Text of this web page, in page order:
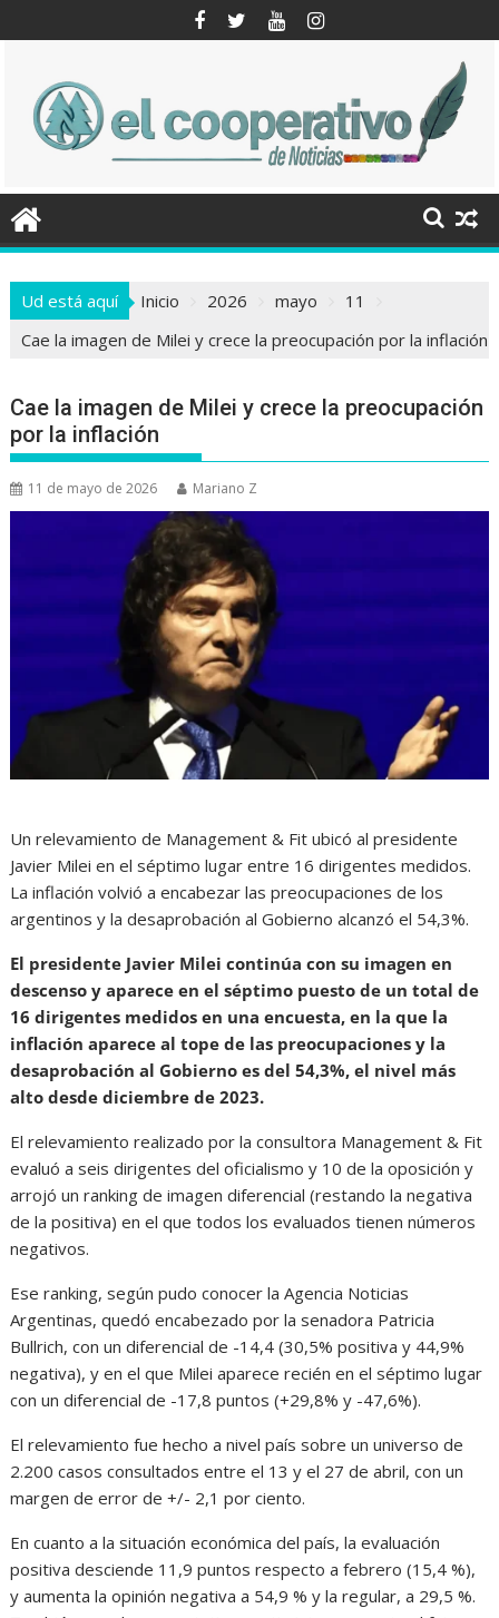
al
Ud está aquí Inicio 2026 mayo
11
Cae la imagen de Milei y crece la preocupación por la inflación
Cae la imagen de Milei y crece la preocupación
por la inflación
11 de mayo de 2026 Mariano Z
Un relevamiento de Management & Fit ubicó al presidente
Javier Milei en el séptimo lugar entre 16 dirigentes medidos.
La inflación volvió a encabezar las preocupaciones de los
argentinos y la desaprobación al Gobierno alcanzó el 54,3%.
El presidente Javier Milei continúa con su imagen en
descenso y aparece en el séptimo puesto de un total de
16 dirigentes medidos en una encuesta, en la que la
inflación aparece al tope de las preocupaciones y la
desaprobación al Gobierno es del 54,3%, el nivel más
alto desde diciembre de 2023.
El relevamiento realizado por la consultora Management & Fit
evaluó a seis dirigentes del oficialismo y 10 de la oposición y
arrojó un ranking de imagen diferencial (restando la negativa
de la positiva) en el que todos los evaluados tienen números
negativos.
Ese ranking, según pudo conocer la Agencia Noticias
Argentinas, quedó encabezado por la senadora Patricia
Bullrich, con un diferencial de -14,4 (30,5% positiva y 44,9%
negativa), y en el que Milei aparece recién en el séptimo lugar
con un diferencial de -17,8 puntos (+29,8% y -47,6%).
El relevamiento fue hecho a nivel país sobre un universo de
2.200 casos consultados entre el 13 y el 27 de abril, con un
margen de error de +/- 2,1 por ciento.
En cuanto a la situación económica del país, la evaluación
positiva desciende 11,9 puntos respecto a febrero (15,4 %),
y aumenta la opinión negativa a 54,9 % y la regular, a 29,5 %.